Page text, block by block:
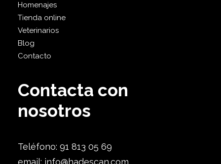
Homenajes
Tienda online
Veterinarios
Blog
Contacto
Contacta con
nosotros
Teléfono: 91 813 05 69
email: info@hadescan.com